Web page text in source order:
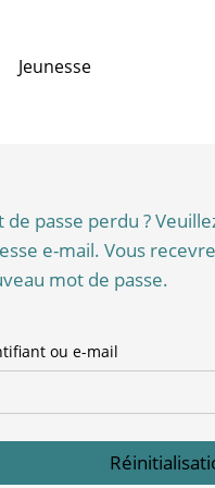
Jeunesse
de passe perdu ?
e-mail. Vous
mot de passe.
ou e-mail